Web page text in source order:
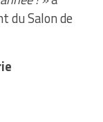
du Salon de